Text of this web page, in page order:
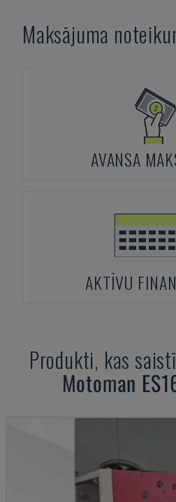
Maksājuma
AVANSA
AKTĪVU
Produkti, kas
Motoman